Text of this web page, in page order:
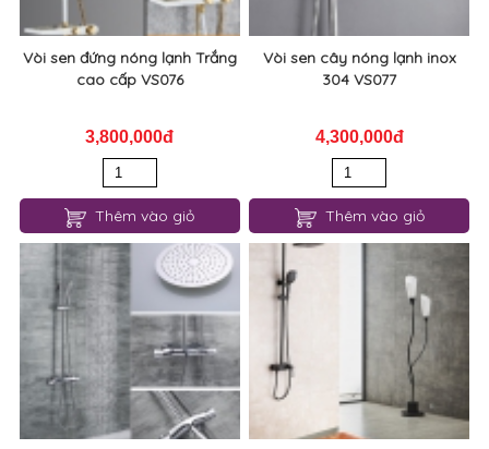
Vòi sen đứng nóng lạnh Trắng
cao cấp VS076
3,800,000đ
Thêm vào giỏ
Vòi sen cây nóng lạnh inox
304 VS077
4,300,000đ
Thêm vào giỏ